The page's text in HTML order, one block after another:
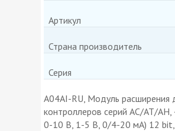
Артикул
Страна производитель
Серия
A04AI-RU, Модуль расширения
контроллеров серий AC/AT/AH,
0-10 В, 1-5 В, 0/4-20 мА) 12 bit,